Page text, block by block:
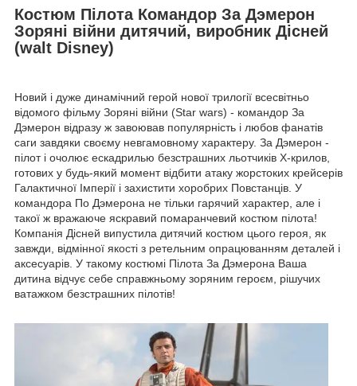
Костюм Пілота Командор За Дэмерон
Зоряні війни дитячий, виробник Дісней
(walt Disney)
Новий і дуже динамічний герой нової трилогії всесвітньо
відомого фільму Зоряні війни (Star wars) - командор За
Дэмерон відразу ж завоював популярність і любов фанатів
саги завдяки своєму невгамовному характеру. За Дэмерон -
пілот і очолює ескадрилью безстрашних льотчиків Х-крилов,
готових у будь-який момент відбити атаку жорстоких крейсерів
Галактичної Імперії і захистити хоробрих Повстанців. У
командора По Дэмерона не тільки гарячий характер, але і
такої ж вражаюче яскравий помаранчевий костюм пілота!
Компанія Дісней випустила дитячий костюм цього героя, як
завжди, відмінної якості з ретельним опрацюванням деталей і
аксесуарів. У такому костюмі Пілота За Дэмерона Ваша
дитина відчує себе справжньому зоряним героєм, рішучих
ватажком безстрашних пілотів!